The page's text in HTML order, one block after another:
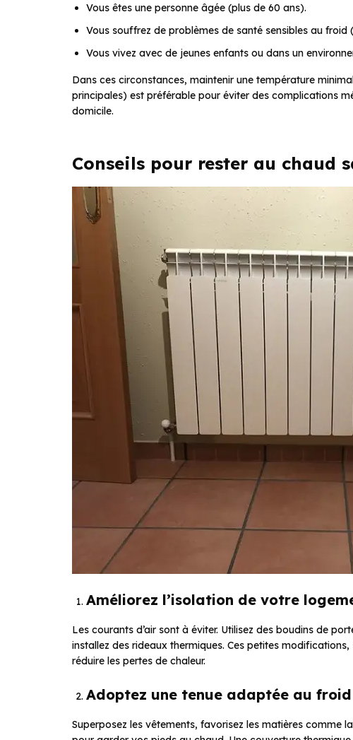
Vous êtes une personne âgée (plus de 60 ans).
Vous souffrez de problèmes de santé sensibles au froid
Vous vivez avec de jeunes enfants ou dans un
Dans ces circonstances, maintenir une température
principales) est préférable pour éviter des complications
domicile.
Conseils pour rester au chaud
Améliorez l’isolation de votre
Les courants d’air sont à éviter. Utilisez des boudins de
installez des rideaux thermiques. Ces petites
réduire les pertes de chaleur.
Adoptez une tenue adaptée au froid
Superposez les vêtements, favorisez les matières comme